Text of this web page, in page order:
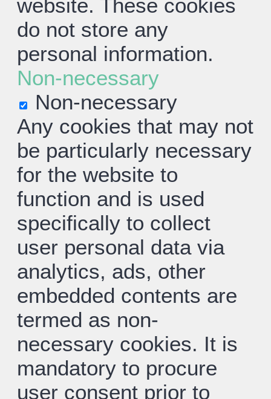
website. These cookies
do not store any
personal information.
Non-necessary
Non-necessary
Any cookies that may not
be particularly necessary
for the website to
function and is used
specifically to collect
user personal data via
analytics, ads, other
embedded contents are
termed as non-
necessary cookies. It is
mandatory to procure
user consent prior to